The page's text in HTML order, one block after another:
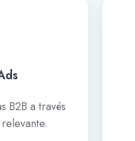
B2B a través